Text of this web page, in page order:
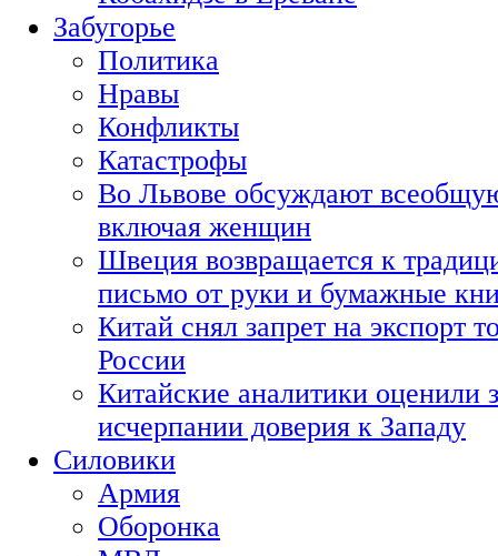
Забугорье
Политика
Нравы
Конфликты
Катастрофы
Во Львове обсуждают
включая женщин
Швеция возвращается к
письмо от руки и бумажные
Китай снял запрет на экспорт
России
Китайские аналитики оценили
исчерпании доверия к Западу
Силовики
Армия
Оборонка